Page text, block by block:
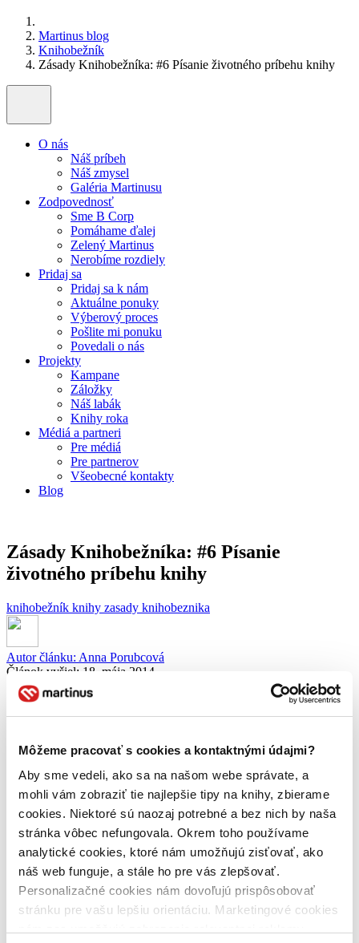
Môžeme pracovať s cookies a kontaktnými údajmi?
Aby sme vedeli, ako sa na našom webe správate, a
mohli vám zobraziť tie najlepšie tipy na knihy, zbierame
cookies. Niektoré sú naozaj potrebné a bez nich by naša
stránka vôbec nefungovala. Okrem toho používame
analytické cookies, ktoré nám umožňujú zisťovať, ako
náš web funguje, a stále ho pre vás zlepšovať.
Personalizačné cookies nám dovoľujú prispôsobovať
stránku pre vašu lepšiu orientáciu. Marketingové cookies
Martinus blog
Knihobežník
Zásady Knihobežníka: #6 Písanie životného príbehu knihy
O nás
Náš príbeh
Náš zmysel
Galéria Martinusu
Zodpovednosť
Sme B Corp
Pomáhame ďalej
Zelený Martinus
Nerobíme rozdiely
Pridaj sa
Pridaj sa k nám
Aktuálne ponuky
Výberový proces
Pošlite mi ponuku
Povedali o nás
Projekty
Kampane
Záložky
Náš labák
Knihy roka
Médiá a partneri
Pre médiá
Pre partnerov
Všeobecné kontakty
Blog
Zásady Knihobežníka: #6 Písanie
životného príbehu knihy
knihobežník knihy zasady knihobeznika
Autor článku: Anna Porubcová
Článok vyšiel: 18. mája 2014
Zdieľať článok:
knihobežníci na jej potulkách svetom. Tieto zážitky nájdeš v profile
každej knihy, ktorá sa zapojila do hry Knihobežník.
Vďaka Knihobežníkovi príbeh knihy nepíše len autor, ale aj jej
čitatelia. Môžeš napísať svoje očakávania, recenziu po prečítaní či
opísať, čo všetko si s knihou zažil. Takto sa ti podarí rozširovať
životný príbeh knihy.
Svoj príspevok ku knihe pokojne pridaj, hoci si ju ešte nedočítal a
neuvoľnil. Takto aspoň ostatní knihobežníci uvidia, že kniha stále
žije a môžu sa na ňu časom tešiť. 🙂 Neboj sa dokonca pridávať aj
fotografie s knihou, tie sú obzvlášť obľúbené. 😉